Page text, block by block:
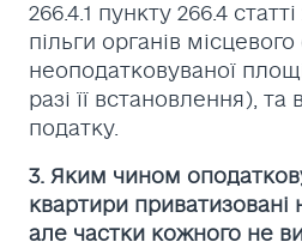
266.4.1 пункту 266.4
пільги органів
неоподатковуваної
разі її встановлення), та
податку.
3. Яким чином
квартири приватизовані
але частки кожного не